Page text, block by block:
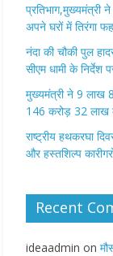
प्रतिभाग,मुख्यमंत्री
अपने घरों में तिरंगा
नंदा की चौकी पुल
सीएम धामी के निर्देश
मुख्यमंत्री ने 9 लाख
146 करोड़ 32 लाख
राष्ट्रीय हथकरघा
और हस्तशिल्प
Recent
ideaadmin on